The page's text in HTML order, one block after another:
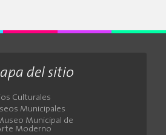
del sitio
Culturales
Municipales
Municipal de
Moderno